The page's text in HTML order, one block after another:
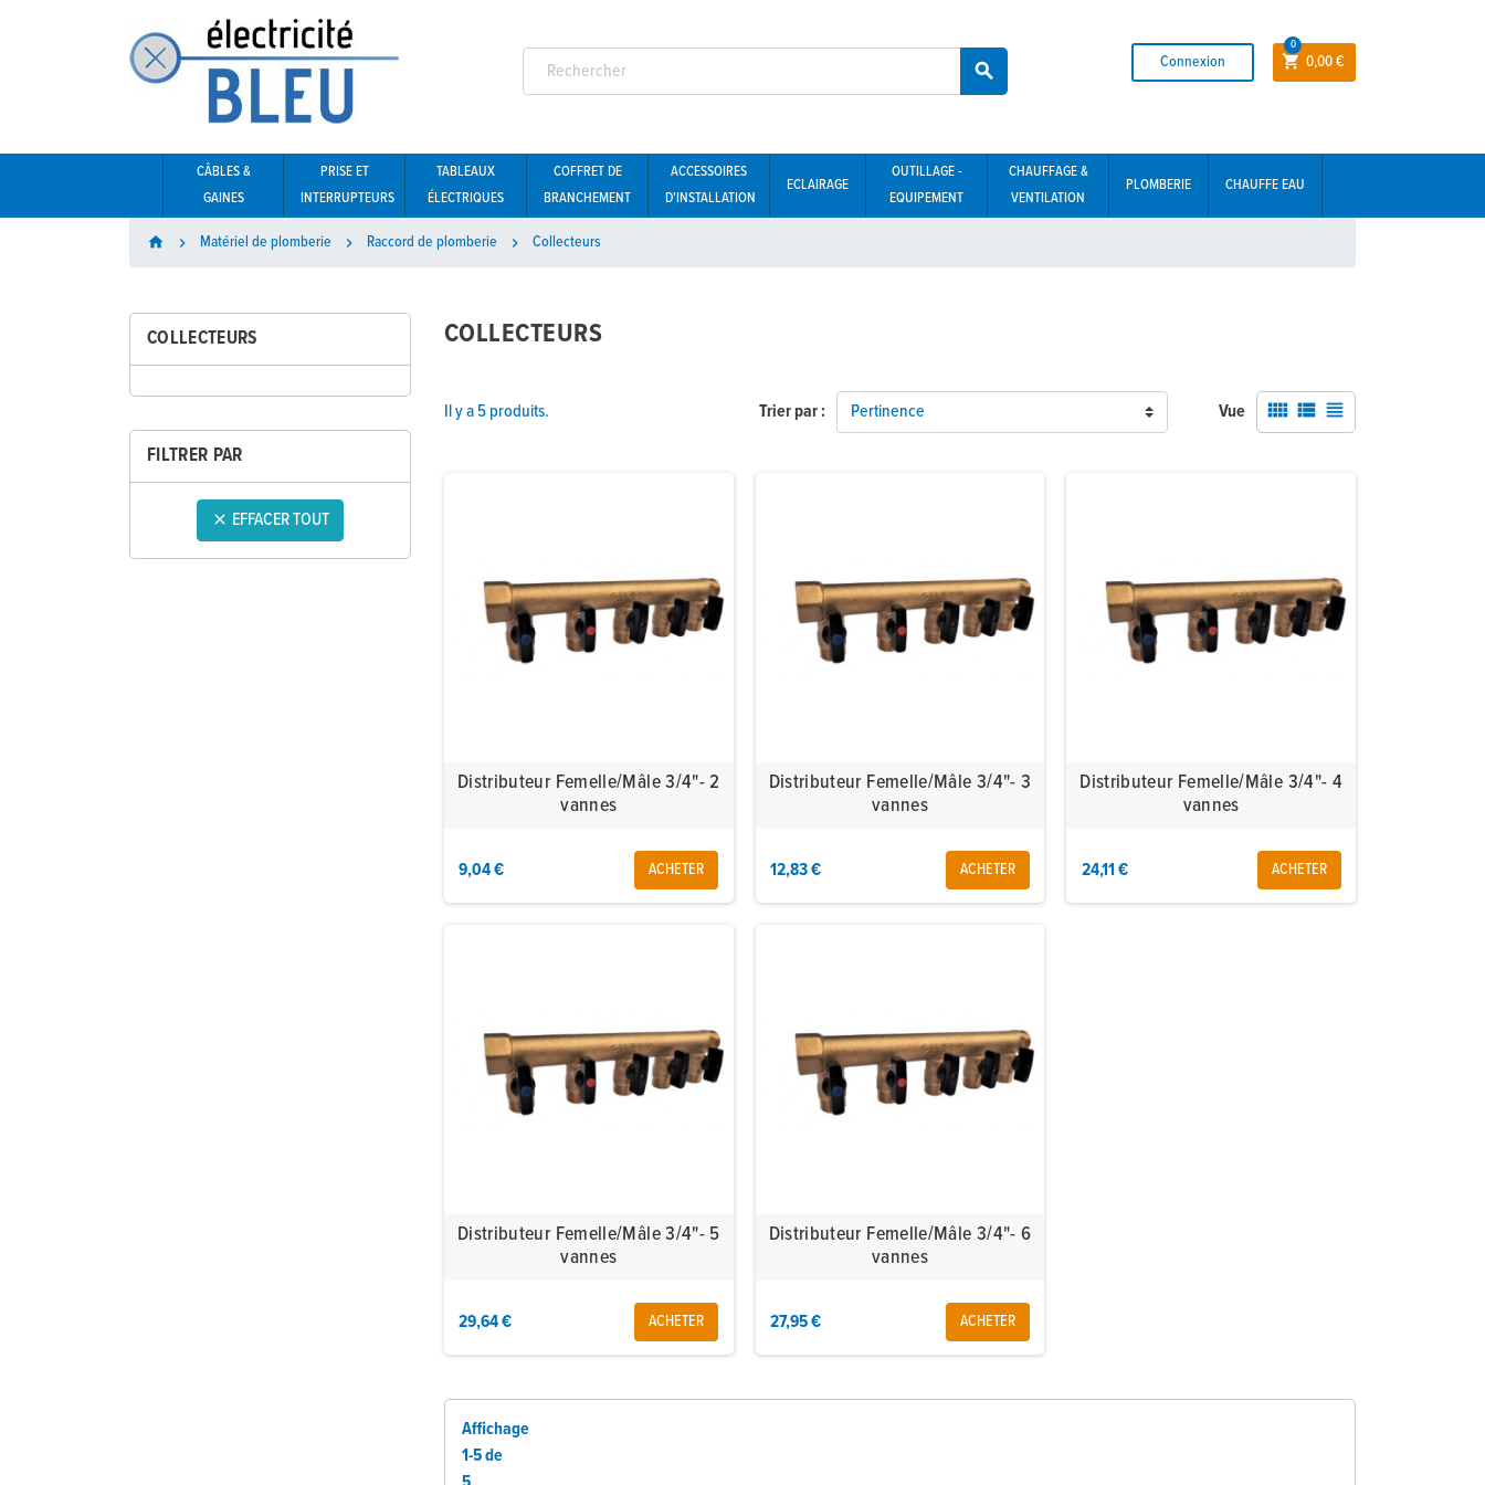
 Connexion  0,00 €
0
CÂBLES &
GAINES
PRISE ET
INTERRUPTEURS
TABLEAUX
ÉLECTRIQUES
COFFRET DE
BRANCHEMENT
ACCESSOIRES
D'INSTALLATION
ECLAIRAGE
OUTILLAGE -
EQUIPEMENT
CHAUFFAGE &
VENTILATION
PLOMBERIE CHAUFFE EAU
home  Matériel de plomberie  Raccord de plomberie  Collecteurs
COLLECTEURS
FILTRER PAR
 EFFACER TOUT
COLLECTEURS
Il y a 5 produits. Trier par : Pertinence Vue   
Distributeur Femelle/Mâle 3/4"- 2
vannes
9,04 € ACHETER
Distributeur Femelle/Mâle 3/4"- 3
vannes
12,83 € ACHETER
Distributeur Femelle/Mâle 3/4"- 4
vannes
24,11 € ACHETER
Distributeur Femelle/Mâle 3/4"- 5
vannes
29,64 € ACHETER
Distributeur Femelle/Mâle 3/4"- 6
vannes
27,95 € ACHETER
Affichage
1-5 de